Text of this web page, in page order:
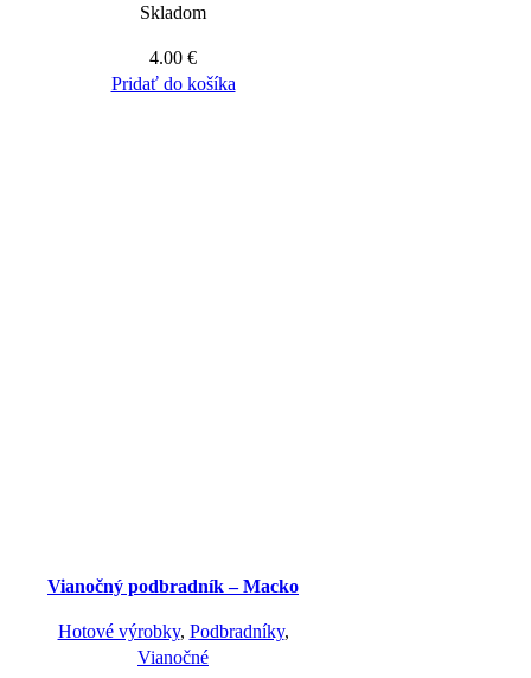
Skladom
4.00 €
Pridať do košíka
Vianočný podbradník – Macko
Hotové výrobky, Podbradníky,
Vianočné